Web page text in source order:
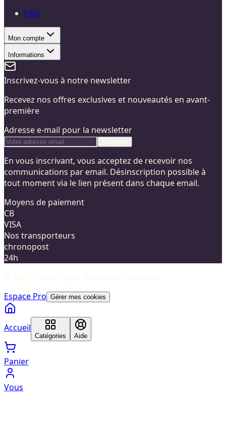
FAQ
Mon compte
Informations
Inscrivez-vous à notre newsletter
Recevez nos offres exclusives et nouveautés en avant-
première
Adresse e-mail pour la newsletter
En vous inscrivant, vous acceptez de recevoir nos
communications par email. Désinscription possible à
tout moment via le lien présent dans chaque email.
Moyens de paiement
CB
VISA
Nos transporteurs
chronopost
24h
© 2026 Cloud Vapor. Tous droits réservés.
Espace Pro Gérer mes cookies
Accueil
Catégories Aide
Panier
Vous